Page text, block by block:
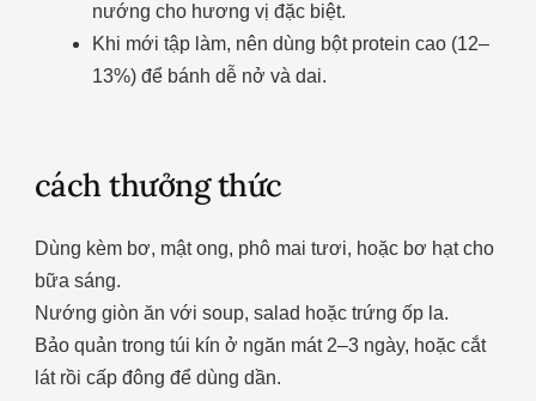
nướng cho hương vị đặc biệt.
Khi mới tập làm, nên dùng bột protein cao (12–
13%) để bánh dễ nở và dai.
cách thưởng thức
Dùng kèm bơ, mật ong, phô mai tươi, hoặc bơ hạt cho
bữa sáng.
Nướng giòn ăn với soup, salad hoặc trứng ốp la.
Bảo quản trong túi kín ở ngăn mát 2–3 ngày, hoặc cắt
lát rồi cấp đông để dùng dần.